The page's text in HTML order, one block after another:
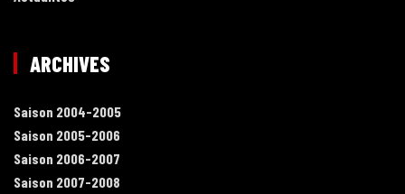
ARCHIVES
Saison 2004-2005
Saison 2005-2006
Saison 2006-2007
Saison 2007-2008